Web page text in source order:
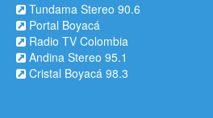
Tundama Stereo 90.6
Portal Boyacá
Radio TV Colombia
Andina Stereo 95.1
Cristal Boyacá 98.3